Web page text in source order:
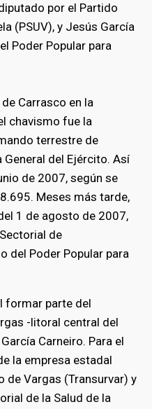
por el Partido
(PSUV), y Jesús García
Poder Popular para
Carrasco en la
chavismo fue la
terrestre de
del Ejército. Así
de 2007, según se
Meses más tarde,
1 de agosto de 2007,
de
del Poder Popular para
formar parte del
-litoral central del
Carneiro. Para el
la empresa estadal
de Vargas (Transurvar) y
de la Salud de la